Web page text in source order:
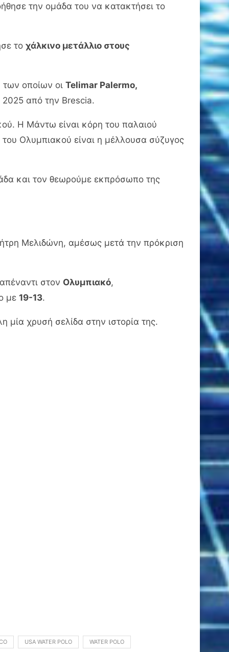
την ομάδα του να κατακτήσει το
το χάλκινο μετάλλιο στους
των οποίων οι Telimar Palermo,
2025 από την Brescia.
Η Μάντω είναι κόρη του παλαιού
Ολυμπιακού είναι η μέλλουσα σύζυγος
και τον θεωρούμε εκπρόσωπο της
Μελιδώνη, αμέσως μετά την πρόκριση
στον Ολυμπιακό,
με 19-13.
χρυσή σελίδα στην ιστορία της.
USA WATER POLO WATER POLO